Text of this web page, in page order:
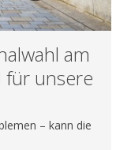
am
für unsere
– kann die